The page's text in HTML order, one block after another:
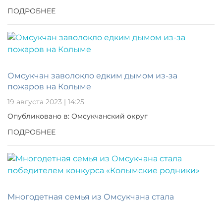
ПОДРОБНЕЕ
Омсукчан заволокло едким дымом из-за
пожаров на Колыме
19 августа 2023 | 14:25
Опубликовано в: Омсукчанский округ
ПОДРОБНЕЕ
Многодетная семья из Омсукчана стала